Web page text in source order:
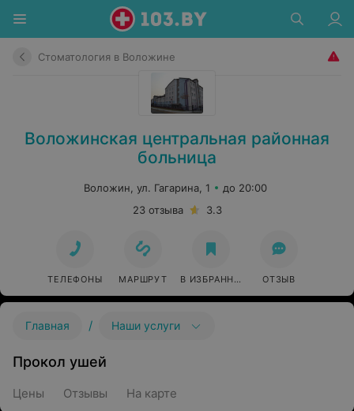
Стоматология в Воложине
Воложинская центральная районная
больница
Воложин, ул. Гагарина, 1
до 20:00
23 отзыва
3.3
ТЕЛЕФОНЫ МАРШРУТ В ИЗБРАННОЕ ОТЗЫВ
Главная / Наши услуги
Прокол ушей
Цены Отзывы На карте